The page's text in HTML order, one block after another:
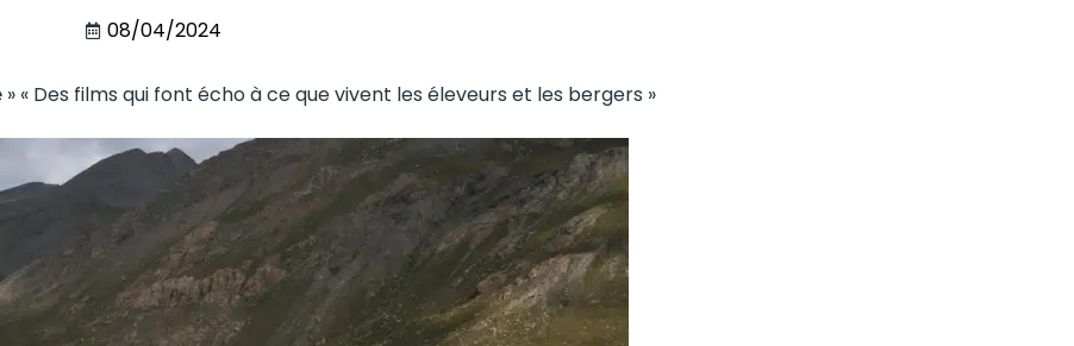
08/04/2024
» « Des films qui font écho à ce que vivent les éleveurs et les bergers »